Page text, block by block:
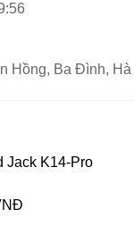
Hồng, Ba Đình, Hà
Jack K14-Pro